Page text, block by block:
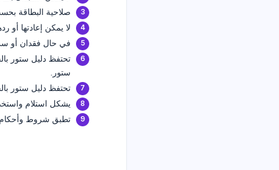
صلاحية البطاقة
لا يمكن إعادتها أو
في حال فقدان أو
تحتفظ دليل ستور
ستور.
تحتفظ دليل ستور
يشكل استلام
تطبق شروط وأحكام